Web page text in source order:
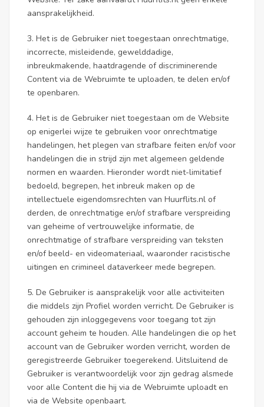
aansprakelijkheid.
3. Het is de Gebruiker niet toegestaan onrechtmatige,
incorrecte, misleidende, gewelddadige,
inbreukmakende, haatdragende of discriminerende
Content via de Webruimte te uploaden, te delen en/of
te openbaren.
4. Het is de Gebruiker niet toegestaan om de Website
op enigerlei wijze te gebruiken voor onrechtmatige
handelingen, het plegen van strafbare feiten en/of voor
handelingen die in strijd zijn met algemeen geldende
normen en waarden. Hieronder wordt niet-limitatief
bedoeld, begrepen, het inbreuk maken op de
intellectuele eigendomsrechten van Huurflits.nl of
derden, de onrechtmatige en/of strafbare verspreiding
van geheime of vertrouwelijke informatie, de
onrechtmatige of strafbare verspreiding van teksten
en/of beeld- en videomateriaal, waaronder racistische
uitingen en crimineel dataverkeer mede begrepen.
5. De Gebruiker is aansprakelijk voor alle activiteiten
die middels zijn Profiel worden verricht. De Gebruiker is
gehouden zijn inloggegevens voor toegang tot zijn
account geheim te houden. Alle handelingen die op het
account van de Gebruiker worden verricht, worden de
geregistreerde Gebruiker toegerekend. Uitsluitend de
Gebruiker is verantwoordelijk voor zijn gedrag alsmede
voor alle Content die hij via de Webruimte uploadt en
via de Website openbaart.